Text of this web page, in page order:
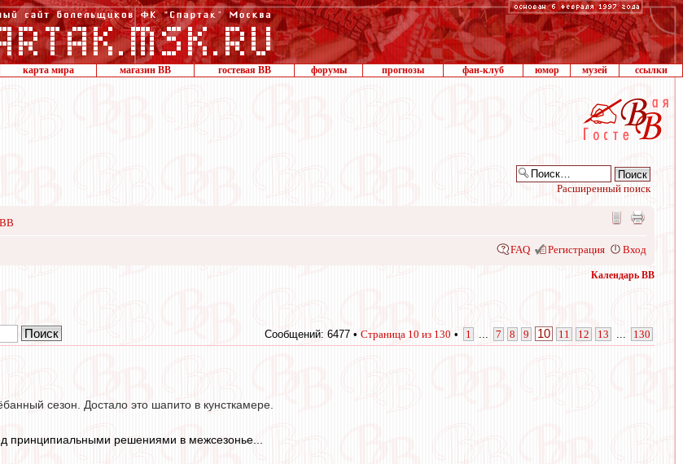
карта мира магазин ВВ гостевая ВВ форумы прогнозы фан-клуб юмор музей ссылки
Расширенный поиск
ВВ
FAQ Регистрация Вход
Календарь ВВ
Сообщений: 6477 • Страница 10 из 130 • 1 7 8 9 10 11 12 13 130
сезон. Достало это шапито в кунсткамере.
принципиальными решениями в межсезонье...